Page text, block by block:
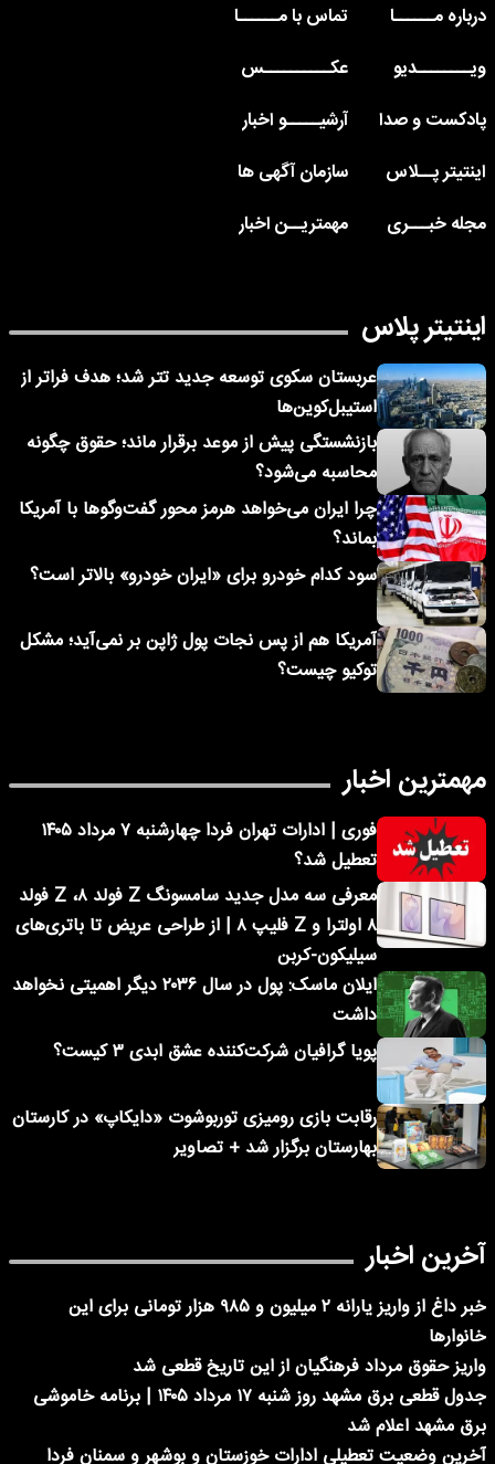
درباره مــــــا
تماس با مــــــا
ویــــــــدیو
عکــــــــــس
پادکست و صدا
آرشیـــــو اخبار
اینتیتر پــلاس
سازمان آگهی ها
مجله خبـــری
مهمتریــن اخبار
اینتیتر پلاس
عربستان سکوی توسعه جدید تتر شد؛ هدف فراتر از
استیبل‌کوین‌ها
بازنشستگی پیش از موعد برقرار ماند؛ حقوق چگونه
محاسبه می‌شود؟
چرا ایران می‌خواهد هرمز محور گفت‌وگوها با آمریکا
بماند؟
سود کدام خودرو برای «ایران خودرو» بالاتر است؟
آمریکا هم از پس نجات پول ژاپن بر نمی‌آید؛ مشکل
توکیو چیست؟
مهمترین اخبار
فوری | ادارات تهران فردا چهارشنبه ۷ مرداد ۱۴۰۵
تعطیل شد؟
معرفی سه مدل جدید سامسونگ Z فولد ۸، Z فولد
۸ اولترا و Z فلیپ ۸ | از طراحی عریض تا باتری‌های
سیلیکون-کربن
ایلان ماسک: پول در سال ۲۰۳۶ دیگر اهمیتی نخواهد
داشت
پویا گرافیان شرکت‌کننده عشق ابدی ۳ کیست؟
رقابت بازی رومیزی توربوشوت «دایکاپ» در کارستان
بهارستان برگزار شد + تصاویر
آخرین اخبار
خبر داغ از واریز یارانه ۲ میلیون و ۹۸۵ هزار تومانی برای این
خانوارها
واریز حقوق مرداد فرهنگیان از این تاریخ قطعی شد
جدول قطعی برق مشهد روز شنبه ۱۷ مرداد ۱۴۰۵ | برنامه خاموشی
برق مشهد اعلام شد
آخرین وضعیت تعطیلی ادارات خوزستان و بوشهر و سمنان فردا